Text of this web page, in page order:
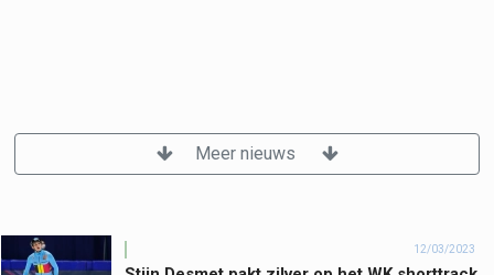
Meer nieuws
12/03/2023